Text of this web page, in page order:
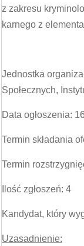
z zakresu
karnego z
Jednostka
Społecznych,
Data ogłoszenia:
Termin składania
Termin
Ilość zgłoszeń: 4
Kandydat, który
Uzasadnienie: